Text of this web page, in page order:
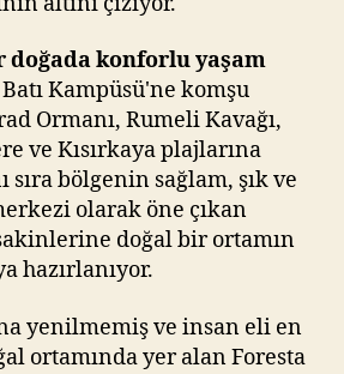
doğada konforlu yaşam
Kampüsü'ne komşu
Ormanı, Rumeli Kavağı,
ve Kısırkaya plajlarına
sıra bölgenin sağlam, şık ve
olarak öne çıkan
doğal bir ortamın
hazırlanıyor.
yenilmemiş ve insan eli en
ortamında yer alan Foresta